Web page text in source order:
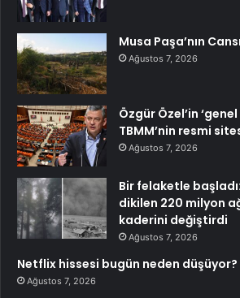
Musa Paşa’nın
Ağustos 7, 2026
Özgür Özel’in
TBMM’nin resmi
Ağustos 7, 2026
Bir felaketle
dikilen 220 milyon
kaderini değiştirdi
Ağustos 7, 2026
Netflix hissesi bugün neden düşüyor?
Ağustos 7, 2026